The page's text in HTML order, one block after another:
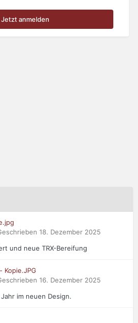
Jetzt anmelden
18. Dezember 2025
und neue TRX-Bereifung
Oehna2025_137 - Kopie.JPG
16. Dezember 2025
im neuen Design.